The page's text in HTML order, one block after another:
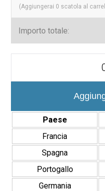
(Aggiungerai 0 scatola al
Importo totale:
Brillante
Paese
Francia
Spagna
Portogallo
Germania